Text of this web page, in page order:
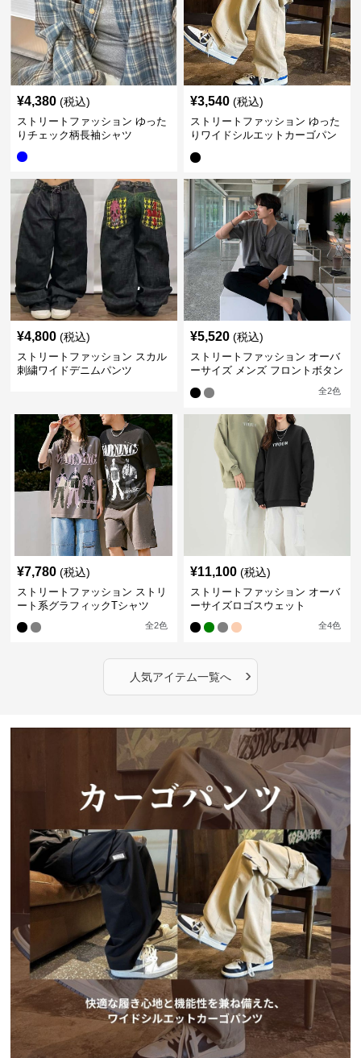
¥4,380 (税込)
ストリートファッション ゆった
りチェック柄長袖シャツ
¥3,540 (税込)
ストリートファッション ゆった
りワイドシルエットカーゴパン
¥4,800 (税込)
ストリートファッション スカル
刺繍ワイドデニムパンツ
¥5,520 (税込)
ストリートファッション オーバ
ーサイズ メンズ フロントボタン
全2色
¥7,780 (税込)
ストリートファッション ストリ
ート系グラフィックTシャツ
全2色
¥11,100 (税込)
ストリートファッション オーバ
ーサイズロゴスウェット
全4色
人気アイテム一覧へ ›